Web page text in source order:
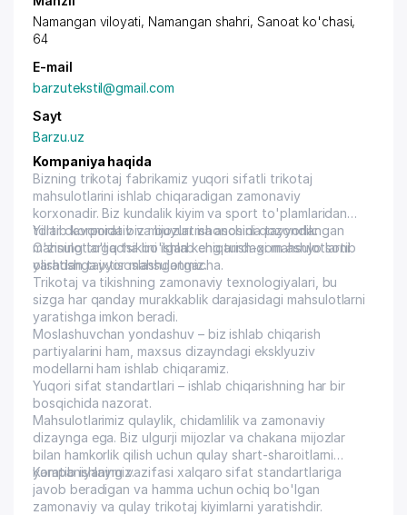
Namangan viloyati, Namangan shahri, Sanoat ko'chasi,
64
E-mail
barzutekstil@gmail.com
Sayt
Barzu.uz
Kompaniya haqida
Bizning trikotaj fabrikamiz yuqori sifatli trikotaj
mahsulotlarini ishlab chiqaradigan zamonaviy
korxonadir. Biz kundalik kiyim va sport to'plamlaridan
tortib korporativ va buyurtma asosida tayyorlangan
mahsulotlargacha bo'lgan keng turdagi mahsulotlarni
yaratishga ixtisoslashganmiz.
Yillar davomida biz mijozlar ishonchini qozondik:
O'zining to'liq tsiklini ishlab chiqarish-xom ashyo sotib
olishdan tayyor mahsulotgacha.
Trikotaj va tikishning zamonaviy texnologiyalari, bu
sizga har qanday murakkablik darajasidagi mahsulotlarni
yaratishga imkon beradi.
Moslashuvchan yondashuv – biz ishlab chiqarish
partiyalarini ham, maxsus dizayndagi eksklyuziv
modellarni ham ishlab chiqaramiz.
Yuqori sifat standartlari – ishlab chiqarishning har bir
bosqichida nazorat.
Mahsulotlarimiz qulaylik, chidamlilik va zamonaviy
dizaynga ega. Biz ulgurji mijozlar va chakana mijozlar
bilan hamkorlik qilish uchun qulay shart-sharoitlarni
yaratib ishlaymiz.
Kompaniyaning vazifasi xalqaro sifat standartlariga
javob beradigan va hamma uchun ochiq bo'lgan
zamonaviy va qulay trikotaj kiyimlarni yaratishdir.